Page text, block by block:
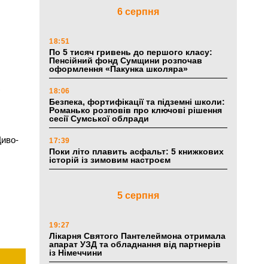
6 серпня
18:51
По 5 тисяч гривень до першого класу:
Пенсійний фонд Сумщини розпочав
оформлення «Пакунка школяра»
18:06
Безпека, фортифікації та підземні школи:
Романько розповів про ключові рішення
сесії Сумської облради
17:39
Поки літо плавить асфальт: 5 книжкових
історій із зимовим настроєм
5 серпня
19:27
Лікарня Святого Пантелеймона отримала
апарат УЗД та обладнання від партнерів
із Німеччини